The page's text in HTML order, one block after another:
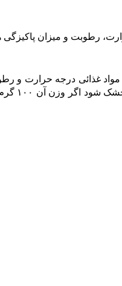
رطوبت و میزان پاکیزگی
غذائی درجه حرارت و